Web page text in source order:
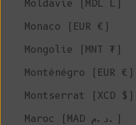
Moldavie (MDL L)
Monaco (EUR €)
Mongolie (MNT ₮)
Monténégro (EUR €)
Montserrat (XCD $)
Maroc (MAD د.م.)